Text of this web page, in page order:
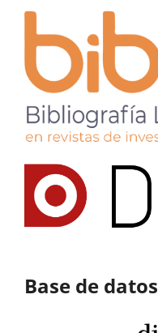
Base de datos